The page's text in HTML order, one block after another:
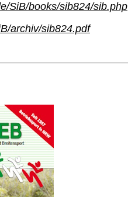
SiB/books/sib824/sib.php
archiv/sib824.pdf